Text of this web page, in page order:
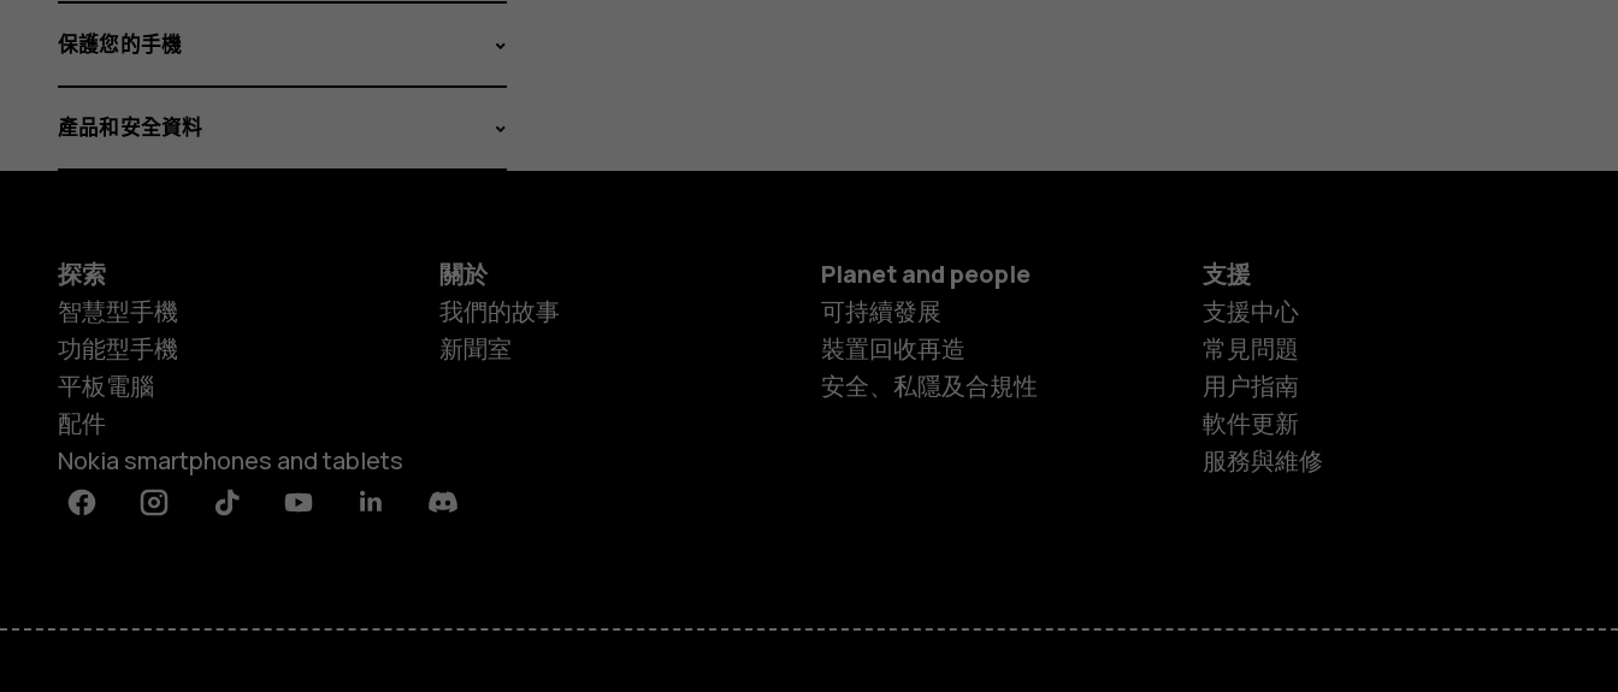
智慧型手機
保護您的手機
產品和安全資料
探索
智慧型手機
功能型手機
平板電腦
配件
Nokia smartphones and tablets
關於
我們的故事
新聞室
Planet and people
可持續發展
裝置回收再造
安全、私隱及合規性
支援
支援中心
常見問題
用户指南
軟件更新
服務與維修
FacebookInstagramTiktok YoutubeLinkedinDiscord